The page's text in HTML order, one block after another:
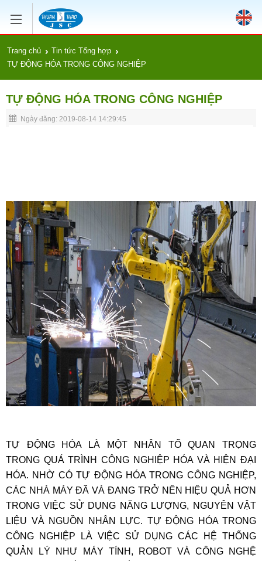
Trang chủ
Tin tức Tổng hợp
TỰ ĐỘNG HÓA TRONG CÔNG NGHIỆP
TỰ ĐỘNG HÓA TRONG CÔNG NGHIỆP
Ngày đăng: 2019-08-14 14:29:45
TỰ ĐỘNG HÓA LÀ MỘT NHÂN TỐ QUAN TRỌNG
TRONG QUÁ TRÌNH CÔNG NGHIỆP HÓA VÀ HIỆN ĐẠI
HÓA. NHỜ CÓ TỰ ĐỘNG HÓA TRONG CÔNG NGHIỆP,
CÁC NHÀ MÁY ĐÃ VÀ ĐANG TRỞ NÊN HIỆU QUẢ HƠN
TRONG VIỆC SỬ DỤNG NĂNG LƯỢNG, NGUYÊN VẬT
LIỆU VÀ NGUỒN NHÂN LỰC. TỰ ĐỘNG HÓA TRONG
CÔNG NGHIỆP LÀ VIỆC SỬ DỤNG CÁC HỆ THỐNG
QUẢN LÝ NHƯ MÁY TÍNH, ROBOT VÀ CÔNG NGHỆ